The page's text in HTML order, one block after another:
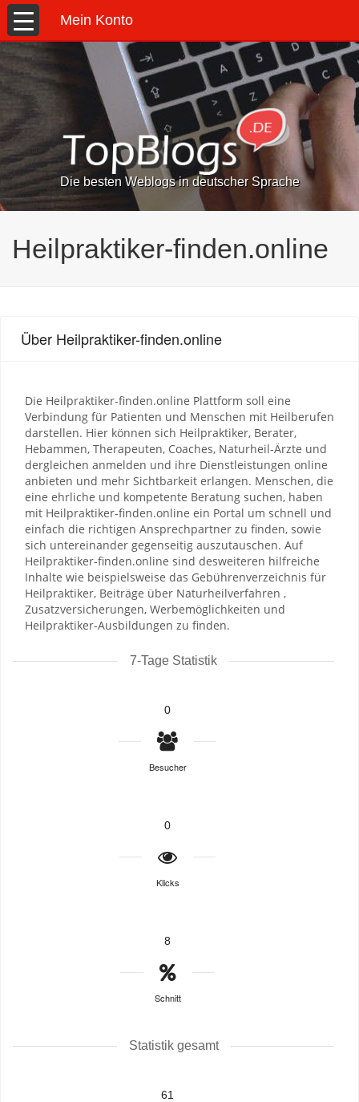
Mein Konto
Die besten Weblogs in deutscher Sprache
Heilpraktiker-finden.online
Über Heilpraktiker-finden.online
Die Heilpraktiker-finden.online Plattform soll eine
Verbindung für Patienten und Menschen mit Heilberufen
darstellen. Hier können sich Heilpraktiker, Berater,
Hebammen, Therapeuten, Coaches, Naturheil-Ärzte und
dergleichen anmelden und ihre Dienstleistungen online
anbieten und mehr Sichtbarkeit erlangen. Menschen, die
eine ehrliche und kompetente Beratung suchen, haben
mit Heilpraktiker-finden.online ein Portal um schnell und
einfach die richtigen Ansprechpartner zu finden, sowie
sich untereinander gegenseitig auszutauschen. Auf
Heilpraktiker-finden.online sind desweiteren hilfreiche
Inhalte wie beispielsweise das Gebührenverzeichnis für
Heilpraktiker, Beiträge über Naturheilverfahren ,
Zusatzversicherungen, Werbemöglichkeiten und
Heilpraktiker-Ausbildungen zu finden.
7-Tage Statistik
0
Besucher
0
Klicks
8
Schnitt
Statistik gesamt
61